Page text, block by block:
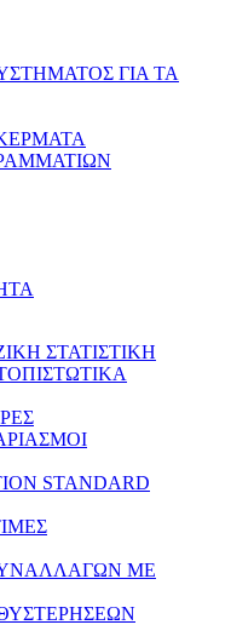
ΓΙΑ ΤΑ
ΣΤΑΤΙΣΤΙΚΗ
STANDARD
ΜΕ